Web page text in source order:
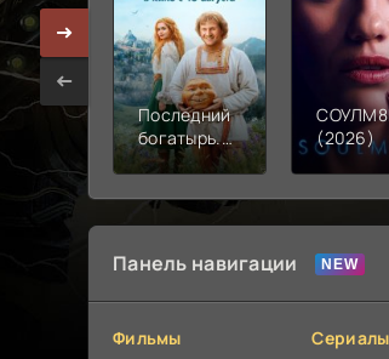
Последний
богатырь.
Колобок
(2026)
Панель навигации
Фильмы Сериалы